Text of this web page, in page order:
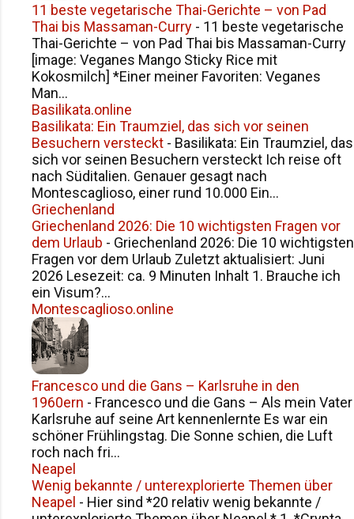
11 beste vegetarische Thai-Gerichte – von Pad
Thai bis Massaman-Curry - 11 beste vegetarische
Thai-Gerichte – von Pad Thai bis Massaman-Curry
[image: Veganes Mango Sticky Rice mit
Kokosmilch] *Einer meiner Favoriten: Veganes
Man...
Basilikata.online
Basilikata: Ein Traumziel, das sich vor seinen
Besuchern versteckt - Basilikata: Ein Traumziel, das
sich vor seinen Besuchern versteckt Ich reise oft
nach Süditalien. Genauer gesagt nach
Montescaglioso, einer rund 10.000 Ein...
Griechenland
Griechenland 2026: Die 10 wichtigsten Fragen vor
dem Urlaub - Griechenland 2026: Die 10 wichtigsten
Fragen vor dem Urlaub Zuletzt aktualisiert: Juni
2026 Lesezeit: ca. 9 Minuten Inhalt 1. Brauche ich
ein Visum?...
Montescaglioso.online
Francesco und die Gans – Karlsruhe in den
1960ern - Francesco und die Gans – Als mein Vater
Karlsruhe auf seine Art kennenlernte Es war ein
schöner Frühlingstag. Die Sonne schien, die Luft
roch nach fri...
Neapel
Wenig bekannte / unterexplorierte Themen über
Neapel - Hier sind *20 relativ wenig bekannte /